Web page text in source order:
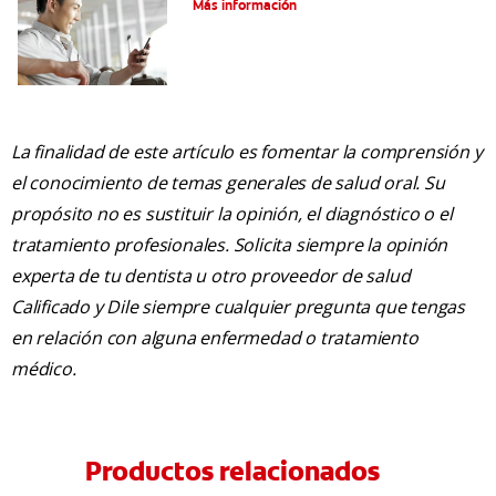
Más información
La finalidad de este artículo es fomentar la comprensión y
el conocimiento de temas generales de salud oral. Su
propósito no es sustituir la opinión, el diagnóstico o el
tratamiento profesionales. Solicita siempre la opinión
experta de tu dentista u otro proveedor de salud
Calificado y Dile siempre cualquier pregunta que tengas
en relación con alguna enfermedad o tratamiento
médico.
Productos relacionados